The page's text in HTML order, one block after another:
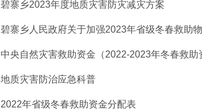
碧寨乡2023年度地质灾害防灾减灾方案
碧寨乡人民政府关于加强2023年省级冬春救助
中央自然灾害救助资金（2022-2023年冬春救助
地质灾害防治应急科普
2022年省级冬春救助资金分配表